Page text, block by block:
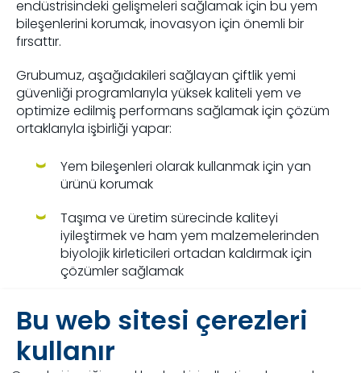
Bu web sitesi çerezleri
kullanır
endüstrisindeki gelişmeleri sağlamak için bu yem
bileşenlerini korumak, inovasyon için önemli bir
fırsattır.
Grubumuz, aşağıdakileri sağlayan çiftlik yemi
güvenliği programlarıyla yüksek kaliteli yem ve
optimize edilmiş performans sağlamak için çözüm
ortaklarıyla işbirliği yapar:
Yem bileşenleri olarak kullanmak için yan
ürünü korumak
Taşıma ve üretim sürecinde kaliteyi
iyileştirmek ve ham yem malzemelerinden
biyolojik kirleticileri ortadan kaldırmak için
çözümler sağlamak
Çiftlik hayvanı türlerinde yem kaynaklı
mikotoksinlerin olumsuz etkisini azaltmak için
çözümler geliştirmek için özel biyoteknolojiler
uygulamak